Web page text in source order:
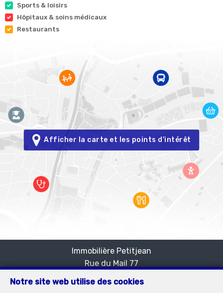
Sports & loisirs
Hôpitaux & soins médicaux
Restaurants
Afficher la carte et les points d'intérêt
Notre site web utilise des cookies
Immobilière Petitjean
—
Rue du Mail 77
1050 Bruxelles